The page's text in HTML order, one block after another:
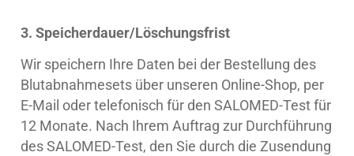
3. Speicherdauer/Löschungsfrist
Wir speichern Ihre Daten bei der Bestellung des
Blutabnahmesets über unseren Online-Shop, per
E-Mail oder telefonisch für den SALOMED-Test für
12 Monate. Nach Ihrem Auftrag zur Durchführung
des SALOMED-Test, den Sie durch die Zusendung